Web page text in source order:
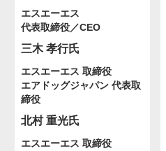
エスエーエス
代表取締役／CEO
三木 孝行氏
エスエーエス 取締役
エアドッグジャパン 代表取
締役
北村 重光氏
エスエーエス 取締役